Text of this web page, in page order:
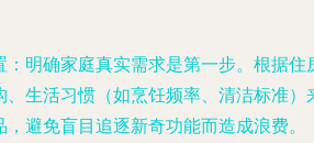
：明确家庭真实需求是第一步。根据住
、生活习惯（如烹饪频率、清洁标准）
避免盲目追逐新奇功能而造成浪费。